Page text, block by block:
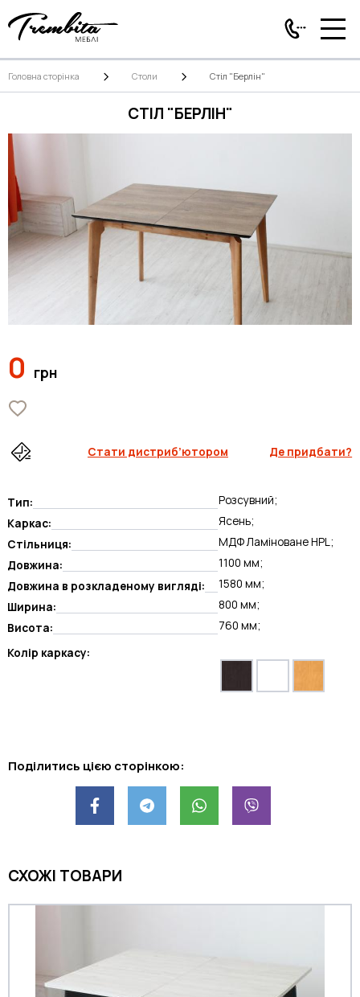
Головна сторінка Столи Стіл "Берлін"
СТІЛ "БЕРЛІН"
0 грн
Стати дистриб’ютором Де придбати?
Тип:
Розсувний;
Каркас:
Ясень;
Стільниця:
МДФ Ламіноване HPL;
Довжина:
1100 мм;
Довжина в розкладеному вигляді:
1580 мм;
Ширина:
800 мм;
Висота:
760 мм;
Колір каркасу:
Поділитись цією сторінкою:
СХОЖІ ТОВАРИ